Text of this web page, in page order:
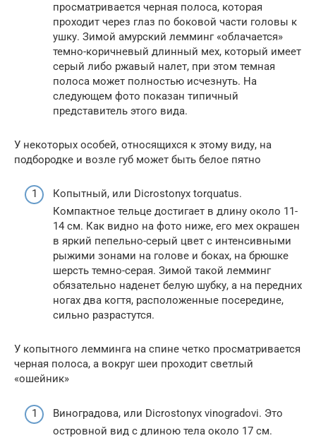
просматривается черная полоса, которая
проходит через глаз по боковой части головы к
ушку. Зимой амурский лемминг «облачается»
темно-коричневый длинный мех, который имеет
серый либо ржавый налет, при этом темная
полоса может полностью исчезнуть. На
следующем фото показан типичный
представитель этого вида.
У некоторых особей, относящихся к этому виду, на
подбородке и возле губ может быть белое пятно
Копытный, или Dicrostonyx torquatus.
Компактное тельце достигает в длину около 11-
14 см. Как видно на фото ниже, его мех окрашен
в яркий пепельно-серый цвет с интенсивными
рыжими зонами на голове и боках, на брюшке
шерсть темно-серая. Зимой такой лемминг
обязательно наденет белую шубку, а на передних
ногах два когтя, расположенные посередине,
сильно разрастутся.
У копытного лемминга на спине четко просматривается
черная полоса, а вокруг шеи проходит светлый
«ошейник»
Виноградова, или Dicrostonyx vinogradovi. Это
островной вид с длиною тела около 17 см.